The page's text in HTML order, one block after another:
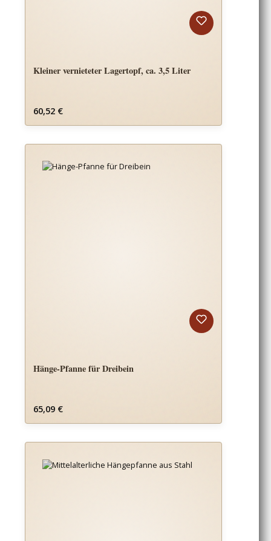
Kleiner vernieteter Lagertopf, ca. 3,5 Liter
Regulärer Preis:
60,52 €
Hänge-Pfanne für Dreibein
Regulärer Preis:
65,09 €